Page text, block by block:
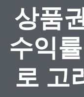
상품
수익
로 고